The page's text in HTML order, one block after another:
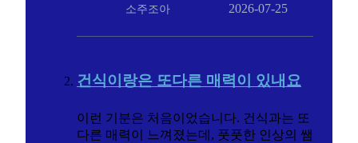
소주조아 2026-07-25
건식이랑은 또다른 매력이 있내요
이런 기분은 처음이었습니다. 건식과는 또
다른 매력이 느껴졌는데, 풋풋한 인상의 쌤